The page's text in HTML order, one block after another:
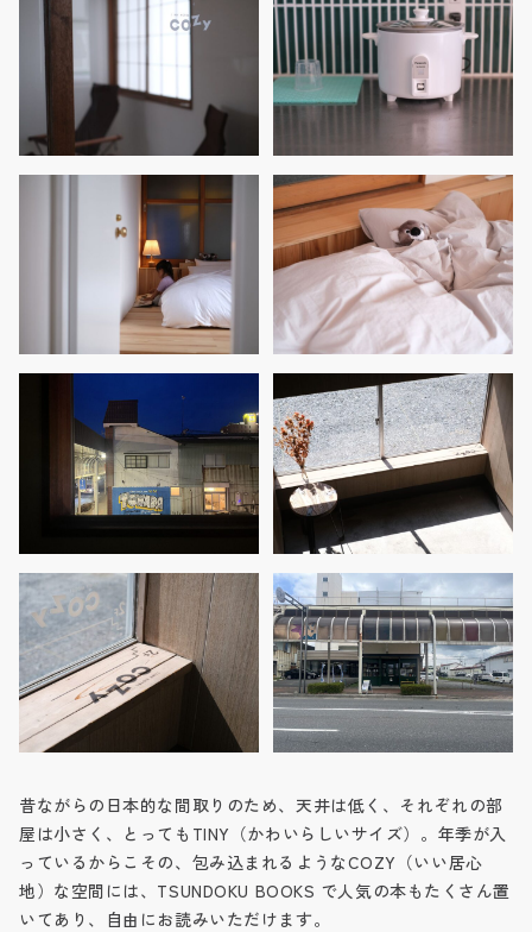
昔ながらの日本的な間取りのため、天井は低く、それぞれの部
屋は小さく、とってもTINY（かわいらしいサイズ）。年季が入
っているからこその、包み込まれるようなCOZY（いい居心
地）な空間には、TSUNDOKU BOOKS で人気の本もたくさん置
いてあり、自由にお読みいただけます。